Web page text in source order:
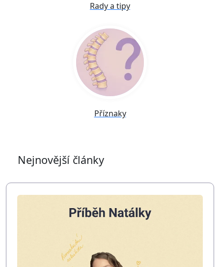
Rady a tipy
Příznaky
Nejnovější články